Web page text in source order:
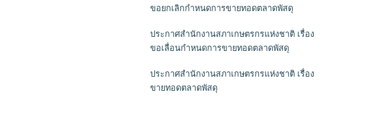
ขอยกเลิกกำหนดการขายทอดตลาดพัสดุ
ประกาศสำนักงานสภาเกษตรกรแห่งชาติ เรื่อง
ขอเลื่อนกำหนดการขายทอดตลาดพัสดุ
ประกาศสำนักงานสภาเกษตรกรแห่งชาติ เรื่อง
ขายทอดตลาดพัสดุ